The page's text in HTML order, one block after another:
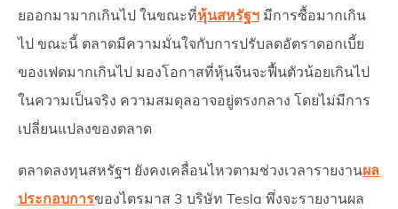
ยออกมามากเกินไป ในขณะที่หุ้นสหรัฐฯ มีการซื้อมากเกิน
ไป ขณะนี้ ตลาดมีความมั่นใจกับการปรับลดอัตราดอกเบี้ย
ของเฟดมากเกินไป มองโอกาสที่หุ้นจีนจะฟื้นตัวน้อยเกินไป
ในความเป็นจริง ความสมดุลอาจอยู่ตรงกลาง โดยไม่มีการ
เปลี่ยนแปลงของตลาด
ตลาดลงทุนสหรัฐฯ ยังคงเคลื่อนไหวตามช่วงเวลารายงานผล
ประกอบการของไตรมาส 3 บริษัท Tesla พึ่งจะรายงานผล